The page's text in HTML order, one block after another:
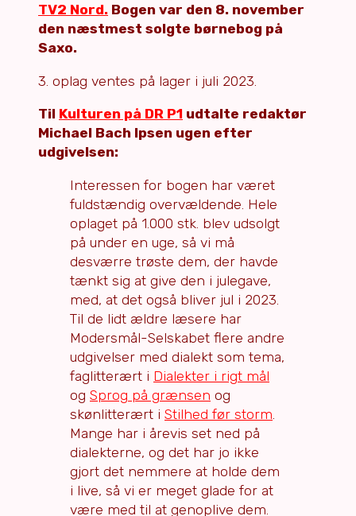
TV2 Nord. Bogen var den 8. november
den næstmest solgte børnebog på
Saxo.
3. oplag ventes på lager i juli 2023.
Til Kulturen på DR P1 udtalte redaktør
Michael Bach Ipsen ugen efter
udgivelsen:
Interessen for bogen har været
fuldstændig overvældende. Hele
oplaget på 1.000 stk. blev udsolgt
på under en uge, så vi må
desværre trøste dem, der havde
tænkt sig at give den i julegave,
med, at det også bliver jul i 2023.
Til de lidt ældre læsere har
Modersmål-Selskabet flere andre
udgivelser med dialekt som tema,
faglitterært i Dialekter i rigt mål
og Sprog på grænsen og
skønlitterært i Stilhed før storm
Mange har i årevis set ned på
dialekterne, og det har jo ikke
gjort det nemmere at holde dem
i live, så vi er meget glade for at
være med til at genoplive dem.